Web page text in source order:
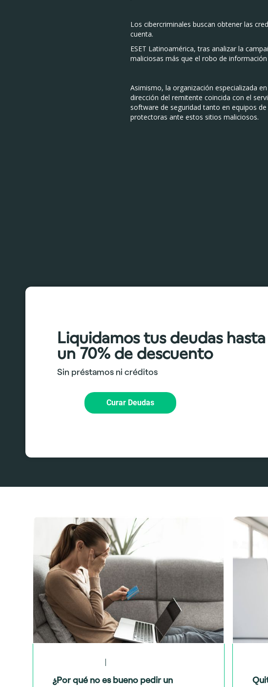
Los cibercriminales buscan obtener las
cuenta.
ESET Latinoamérica, tras analizar la
maliciosas más que el robo de
Asimismo, la organización especializada
dirección del remitente coincida con el
software de seguridad tanto en equipos
protectoras ante estos sitios maliciosos.
Liquidamos tus deudas
un 70% de descuento
Sin préstamos ni créditos
Curar Deudas
¿Por qué no es bueno pedir un